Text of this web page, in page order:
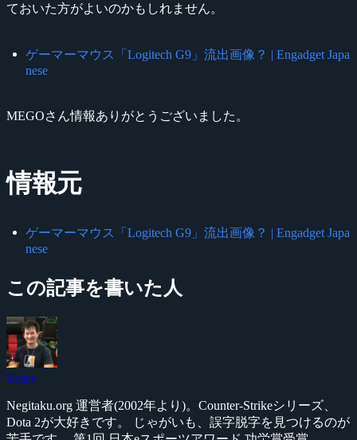
ておいた方がよいのかもしれません。
ゲーマーマウス「Logitech G9」流出画像？ | Engadget Japa
nese
MEGOさん情報ありがとうございました。
情報元
ゲーマーマウス「Logitech G9」流出画像？ | Engadget Japa
nese
この記事を書いた人
Yossy
Negitaku.org 運営者(2002年より)。Counter-Strikeシリーズ、
Dota 2が大好きです。 じゃがいも、誤字脱字を見つけるのが